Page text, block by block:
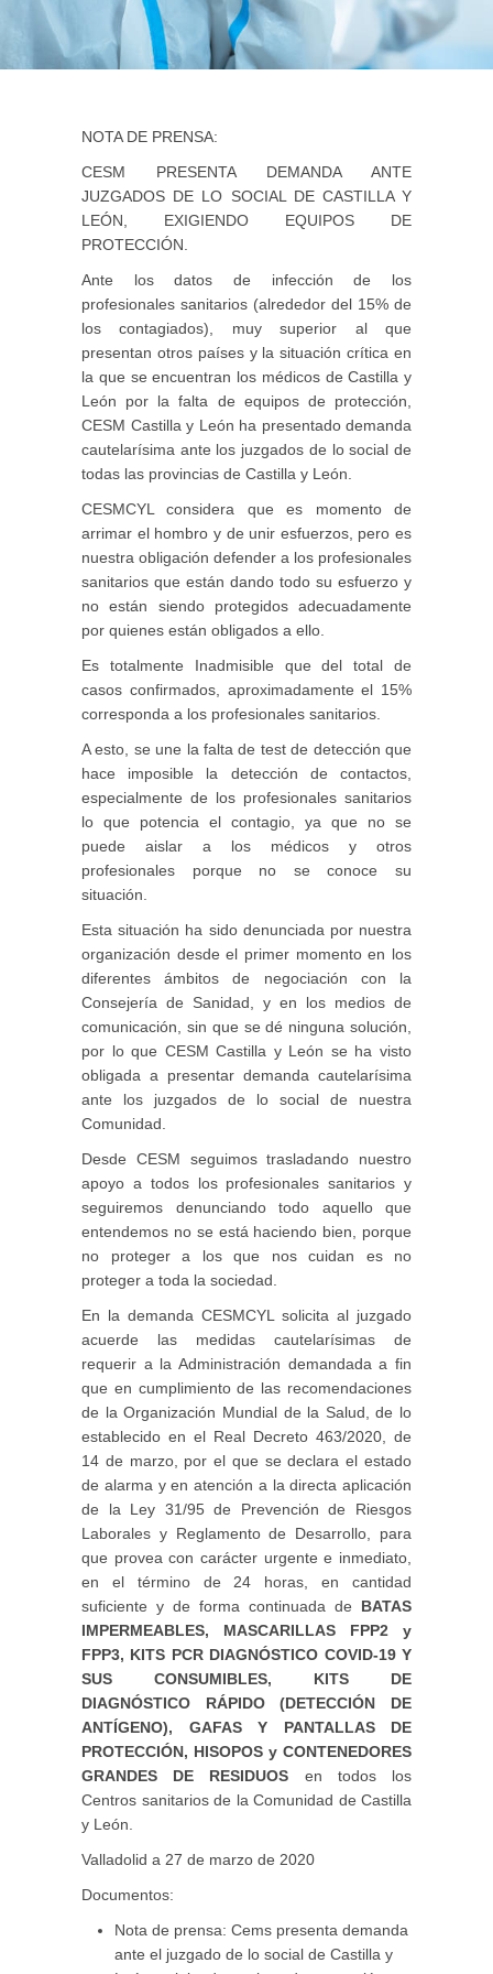
NOTA DE PRENSA:
CESM PRESENTA DEMANDA ANTE
JUZGADOS DE LO SOCIAL DE CASTILLA Y
LEÓN, EXIGIENDO EQUIPOS DE
PROTECCIÓN.
Ante los datos de infección de los
profesionales sanitarios (alrededor del 15% de
los contagiados), muy superior al que
presentan otros países y la situación crítica en
la que se encuentran los médicos de Castilla y
León por la falta de equipos de protección,
CESM Castilla y León ha presentado demanda
cautelarísima ante los juzgados de lo social de
todas las provincias de Castilla y León.
CESMCYL considera que es momento de
arrimar el hombro y de unir esfuerzos, pero es
nuestra obligación defender a los profesionales
sanitarios que están dando todo su esfuerzo y
no están siendo protegidos adecuadamente
por quienes están obligados a ello.
Es totalmente Inadmisible que del total de
casos confirmados, aproximadamente el 15%
corresponda a los profesionales sanitarios.
A esto, se une la falta de test de detección que
hace imposible la detección de contactos,
especialmente de los profesionales sanitarios
lo que potencia el contagio, ya que no se
puede aislar a los médicos y otros
profesionales porque no se conoce su
situación.
Esta situación ha sido denunciada por nuestra
organización desde el primer momento en los
diferentes ámbitos de negociación con la
Consejería de Sanidad, y en los medios de
comunicación, sin que se dé ninguna solución,
por lo que CESM Castilla y León se ha visto
obligada a presentar demanda cautelarísima
ante los juzgados de lo social de nuestra
Comunidad.
Desde CESM seguimos trasladando nuestro
apoyo a todos los profesionales sanitarios y
seguiremos denunciando todo aquello que
entendemos no se está haciendo bien, porque
no proteger a los que nos cuidan es no
proteger a toda la sociedad.
En la demanda CESMCYL solicita al juzgado
acuerde las medidas cautelarísimas de
requerir a la Administración demandada a fin
que en cumplimiento de las recomendaciones
de la Organización Mundial de la Salud, de lo
establecido en el Real Decreto 463/2020, de
14 de marzo, por el que se declara el estado
de alarma y en atención a la directa aplicación
de la Ley 31/95 de Prevención de Riesgos
Laborales y Reglamento de Desarrollo, para
que provea con carácter urgente e inmediato,
en el término de 24 horas, en cantidad
suficiente y de forma continuada de BATAS
IMPERMEABLES, MASCARILLAS FPP2 y
FPP3, KITS PCR DIAGNÓSTICO COVID-19 Y
SUS CONSUMIBLES, KITS DE
DIAGNÓSTICO RÁPIDO (DETECCIÓN DE
ANTÍGENO), GAFAS Y PANTALLAS DE
PROTECCIÓN, HISOPOS y CONTENEDORES
GRANDES DE RESIDUOS en todos los
Centros sanitarios de la Comunidad de Castilla
y León.
Valladolid a 27 de marzo de 2020
Documentos:
Nota de prensa: Cems presenta demanda
ante el juzgado de lo social de Castilla y